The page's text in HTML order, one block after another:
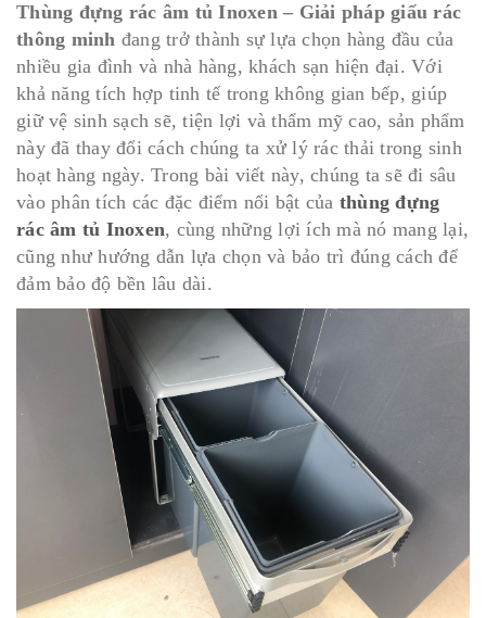
Thùng đựng rác âm tủ Inoxen – Giải pháp giấu rác
thông minh đang trở thành sự lựa chọn hàng đầu của
nhiều gia đình và nhà hàng, khách sạn hiện đại. Với
khả năng tích hợp tinh tế trong không gian bếp, giúp
giữ vệ sinh sạch sẽ, tiện lợi và thẩm mỹ cao, sản phẩm
này đã thay đổi cách chúng ta xử lý rác thải trong sinh
hoạt hàng ngày. Trong bài viết này, chúng ta sẽ đi sâu
vào phân tích các đặc điểm nổi bật của thùng đựng
rác âm tủ Inoxen, cùng những lợi ích mà nó mang lại,
cũng như hướng dẫn lựa chọn và bảo trì đúng cách để
đảm bảo độ bền lâu dài.